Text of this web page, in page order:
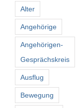
Alter
Angehörige
Angehörigen-
Gesprächskreis
Ausflug
Bewegung